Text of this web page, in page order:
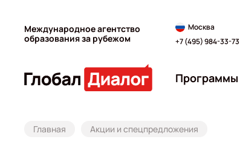
Международное агентство
образования за рубежом
Москва
+7 (495) 984-33-73
Программы
Главная Акции и спецпредложения